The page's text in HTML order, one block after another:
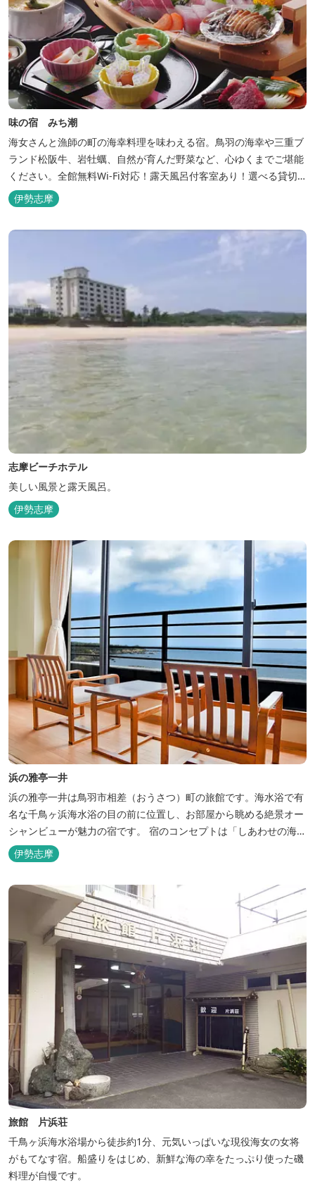
味の宿 みち潮
海女さんと漁師の町の海幸料理を味わえる宿。鳥羽の海幸や三重ブ
ランド松阪牛、岩牡蠣、自然が育んだ野菜など、心ゆくまでご堪能
ください。全館無料Wi-Fi対応！露天風呂付客室あり！選べる貸切
風呂も人気♪相差町内にはパワースポット石神さん（神明神社）あ
り！伊勢神宮・おかげ横丁まで最短40分！鳥羽十景にも選ばれた千
伊勢志摩
志摩ビーチホテル
美しい風景と露天風呂。
伊勢志摩
浜の雅亭一井
浜の雅亭一井は鳥羽市相差（おうさつ）町の旅館です。海水浴で有
名な千鳥ヶ浜海水浴の目の前に位置し、お部屋から眺める絶景オー
シャンビューが魅力の宿です。 宿のコンセプトは「しあわせの海
へ、ようきたなあ」。鳥羽市の南端「相差(おうさつ)」は太平洋に
面したみなと町。相差の海は、おいしい海産物、海女さん、美しい
千鳥ヶ浜、海に浮く富士山、水平線に昇る朝陽といった自然に恵ま
れた「しあわせの海」です。...
伊勢志摩
旅館 片浜荘
千鳥ヶ浜海水浴場から徒歩約1分、元気いっぱいな現役海女の女将
がもてなす宿。船盛りをはじめ、新鮮な海の幸をたっぷり使った磯
料理が自慢です。